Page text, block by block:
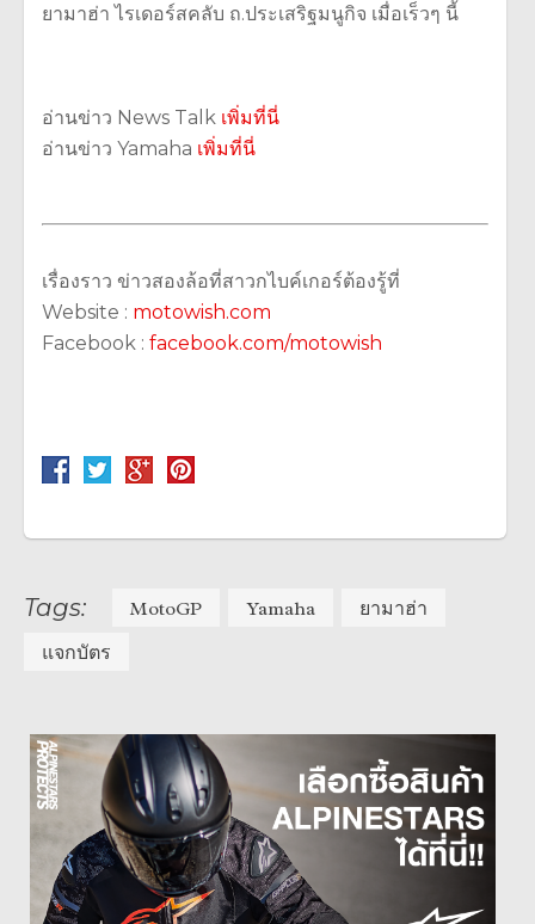
ยามาฮ่า ไรเดอร์สคลับ ถ.ประเสริฐมนูกิจ เมื่อเร็วๆ นี้
อ่านข่าว News Talk เพิ่มที่นี่
อ่านข่าว Yamaha เพิ่มที่นี่
เรื่องราว ข่าวสองล้อที่สาวกไบค์เกอร์ต้องรู้ที่
Website : motowish.com
Facebook : facebook.com/motowish
Tags: MotoGP Yamaha
ยามาฮ่า
แจกบัตร